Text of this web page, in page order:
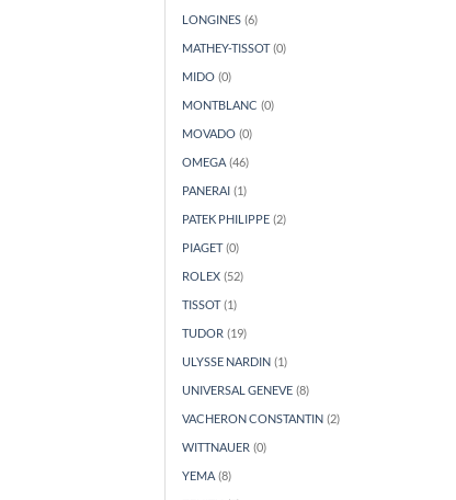
LONGINES (6)
MATHEY-TISSOT (0)
MIDO (0)
MONTBLANC (0)
MOVADO (0)
OMEGA (46)
PANERAI (1)
PATEK PHILIPPE (2)
PIAGET (0)
ROLEX (52)
TISSOT (1)
TUDOR (19)
ULYSSE NARDIN (1)
UNIVERSAL GENEVE (8)
VACHERON CONSTANTIN (2)
WITTNAUER (0)
YEMA (8)